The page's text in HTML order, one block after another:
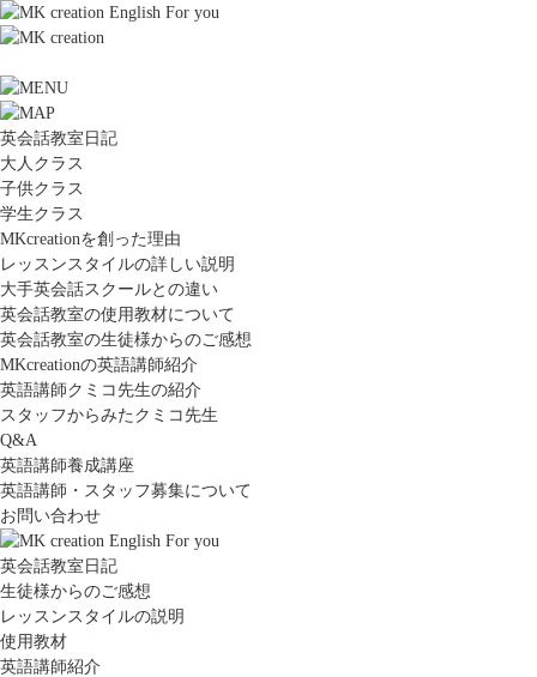
英会話教室日記
大人クラス
子供クラス
学生クラス
MKcreationを創った理由
レッスンスタイルの詳しい説明
大手英会話スクールとの違い
英会話教室の使用教材について
英会話教室の生徒様からのご感想
MKcreationの英語講師紹介
英語講師クミコ先生の紹介
スタッフからみたクミコ先生
Q&A
英語講師養成講座
英語講師・スタッフ募集について
お問い合わせ
英会話教室日記
生徒様からのご感想
レッスンスタイルの説明
使用教材
英語講師紹介